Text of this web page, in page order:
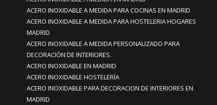
ACERO INOXIDABLE A MEDIDA PARA COCINAS EN MADRID
ACERO INOXIDABLE A MEDIDA PARA HOSTELERIA HOGARES
MADRID
ACERO INOXIDABLE A MEDIDA PERSONALIZADO PARA
DECORACIÓN DE INTERIORES.
ACERO INOXIDABLE EN MADRID
ACERO INOXIDABLE HOSTELERÍA
ACERO INOXIDABLE PARA DECORACION DE INTERIORES EN
MADRID